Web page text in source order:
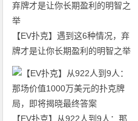
【EV扑克】遇到这6种情况，弃
牌才是让你长期盈利的明智之举
【EV扑克】从922人到9人：那